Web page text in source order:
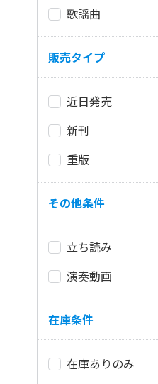
歌謡曲
販売タイプ
近日発売
新刊
重版
その他条件
立ち読み
演奏動画
在庫条件
在庫ありのみ